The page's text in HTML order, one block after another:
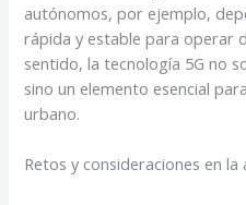
autónomos, por ejemplo,
rápida y estable para operar
sentido, la tecnología 5G no
sino un elemento esencial
urbano.
Retos y consideraciones en